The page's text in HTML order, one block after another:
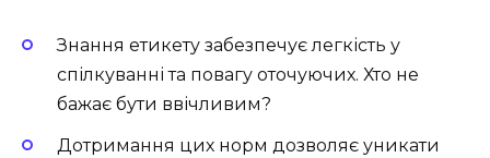
Знання етикету забезпечує легкість у
спілкуванні та повагу оточуючих. Хто не
бажає бути ввічливим?
Дотримання цих норм дозволяє уникати